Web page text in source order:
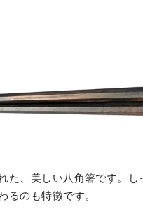
た、美しい八角箸です。
るのも特徴です。